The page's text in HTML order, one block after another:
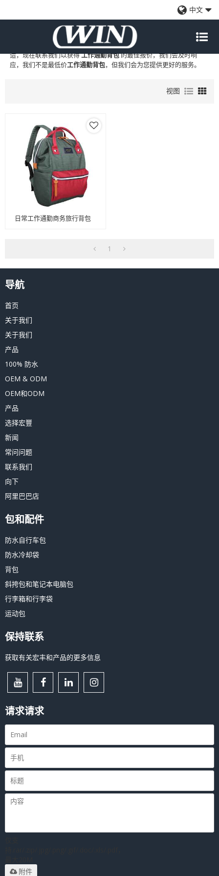
中文
工作通勤背包 的专业中国制造商和供应商，我们提供定制批发
工厂、自有品牌工作通勤背包和
造，现在联系我们以获得工作通勤背包的最佳报价，我们会及时响
应，我们不是最低价工作通勤背包，但我们会为您提供更好的服务。
视图
日常工作通勤商务旅行背包
1
导航
首页
关于我们
关于我们
产品
100% 防水
OEM & ODM
OEM和ODM
产品
选择宏豐
新闻
常问问题
联系我们
向下
阿里巴巴店
包和配件
防水自行车包
防水冷却袋
背包
斜挎包和笔记本电脑包
行李箱和行李袋
运动包
保持联系
获取有关宏丰和产品的更多信息
请求请求
附件